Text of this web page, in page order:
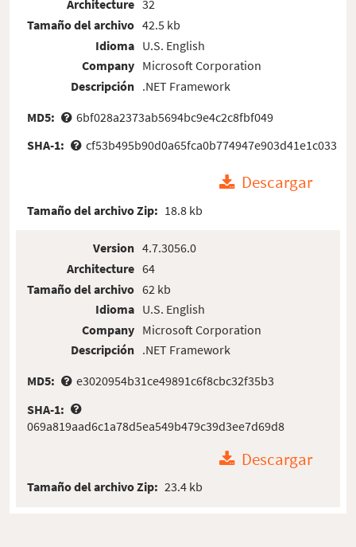
Architecture
Tamaño del archivo
Idioma
Company
Descripción
32
42.5 kb
U.S. English
Microsoft Corporation
.NET Framework
MD5:
6bf028a2373ab5694bc9e4c2c8fbf049
SHA-1:
cf53b495b90d0a65fca0b774947e903d41e1c033
Descargar
Tamaño del archivo Zip: 18.8 kb
Version
Architecture
Tamaño del archivo
Idioma
Company
Descripción
4.7.3056.0
64
62 kb
U.S. English
Microsoft Corporation
.NET Framework
MD5:
e3020954b31ce49891c6f8cbc32f35b3
SHA-1:
069a819aad6c1a78d5ea549b479c39d3ee7d69d8
Descargar
Tamaño del archivo Zip: 23.4 kb